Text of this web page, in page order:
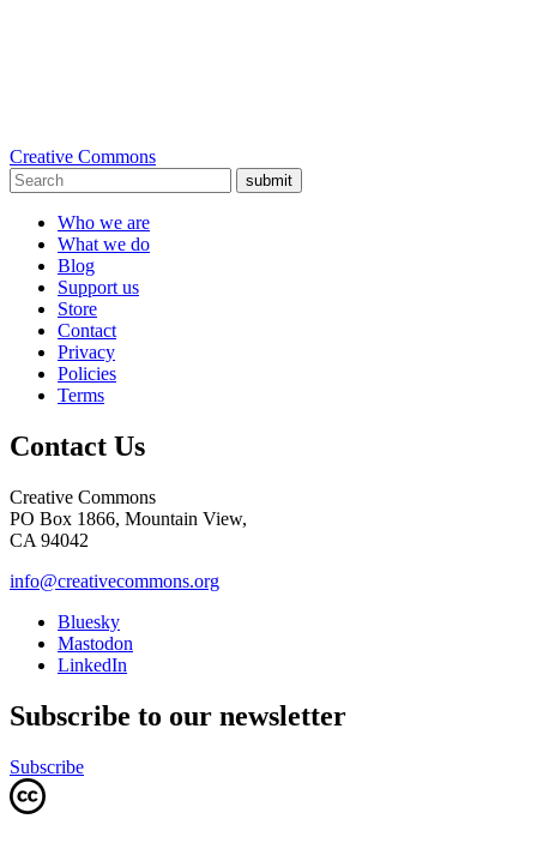
Creative Commons
submit
Who we are
What we do
Blog
Support us
Store
Contact
Privacy
Policies
Terms
Contact Us
Creative Commons
PO Box 1866, Mountain View,
CA 94042
info@creativecommons.org
Bluesky
Mastodon
LinkedIn
Subscribe to our newsletter
Subscribe